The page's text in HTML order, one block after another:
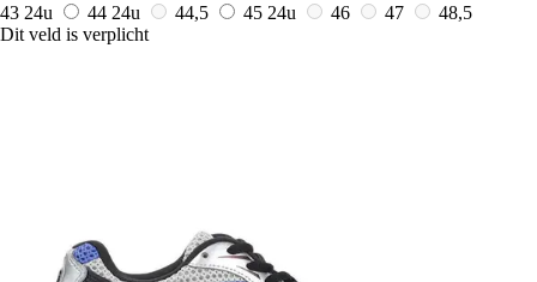
43 24u 44 24u 44,5 45 24u 46 47
48,5
Dit veld is verplicht